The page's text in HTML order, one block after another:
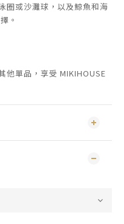
圈或沙灘球，以及鯨魚和海
。
他單品，享受 MIKIHOUSE